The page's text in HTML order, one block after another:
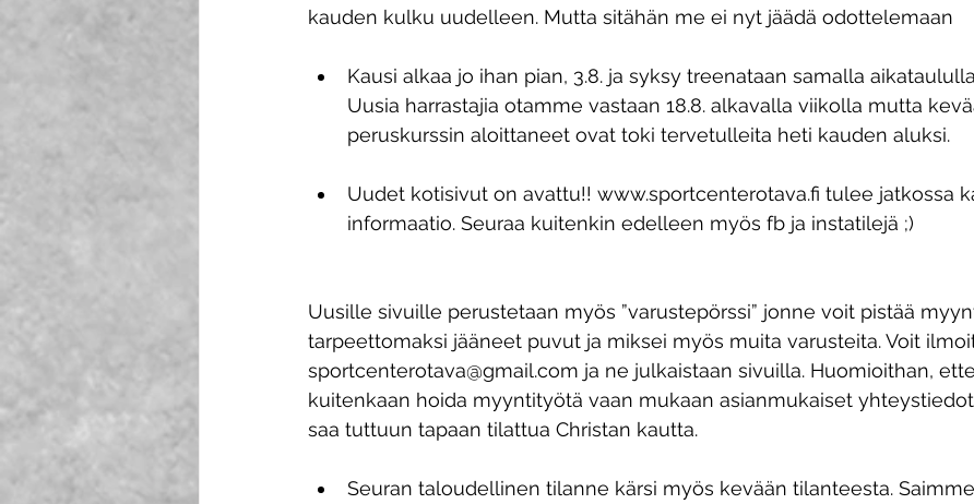
kauden kulku uudelleen. Mutta sitähän me ei nyt jäädä odottelemaan
Kausi alkaa jo ihan pian, 3.8. ja syksy treenataan samalla
Uusia harrastajia otamme vastaan 18.8. alkavalla viikolla mutta
peruskurssin aloittaneet ovat toki tervetulleita heti kauden aluksi.
Uudet kotisivut on avattu!! www.sportcenterotava.fi tulee jatkossa
informaatio. Seuraa kuitenkin edelleen myös fb ja instatilejä ;)
Uusille sivuille perustetaan myös ”varustepörssi” jonne voit pistää
tarpeettomaksi jääneet puvut ja miksei myös muita varusteita. Voit
sportcenterotava@gmail.com ja ne julkaistaan sivuilla. Huomioithan,
kuitenkaan hoida myyntityötä vaan mukaan asianmukaiset
saa tuttuun tapaan tilattua Christan kautta.
Seuran taloudellinen tilanne kärsi myös kevään tilanteesta.